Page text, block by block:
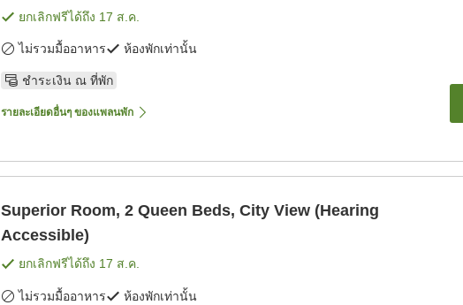
ยกเลิกฟรีได้ถึง 17 ส.ค.
ไม่รวมมื้ออาหาร ห้องพักเท่านั้น
ชำระเงิน ณ ที่พัก
รายละเอียดอื่นๆ ของแพลนพัก
Superior Room, 2 Queen Beds, City View (Hearing
Accessible)
ยกเลิกฟรีได้ถึง 17 ส.ค.
ไม่รวมมื้ออาหาร ห้องพักเท่านั้น